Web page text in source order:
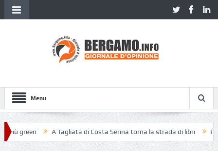
Menu
green A Tagliata di Costa Serina torna la strada di libri